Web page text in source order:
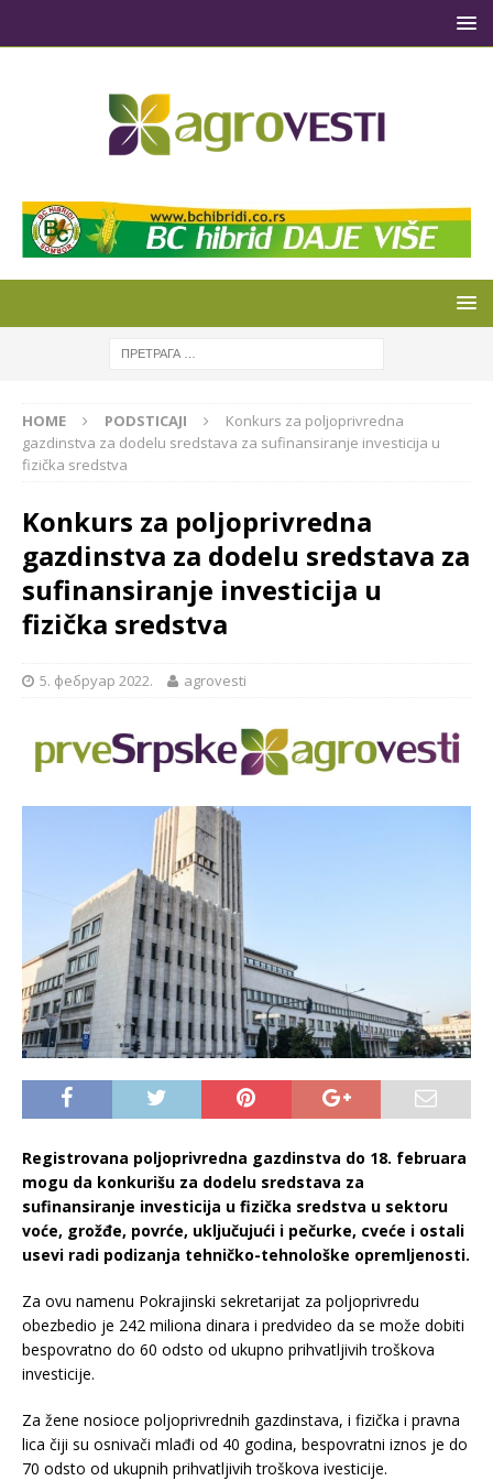
HOME PODSTICAJI
Konkurs za poljoprivredna
gazdinstva za dodelu sredstava za sufinansiranje investicija u
fizička sredstva
Konkurs za poljoprivredna
gazdinstva za dodelu sredstava za
sufinansiranje investicija u
fizička sredstva
5. фебруар 2022. agrovesti
Registrovana poljoprivredna gazdinstva do 18. februara
mogu da konkurišu za dodelu sredstava za
sufinansiranje investicija u fizička sredstva u sektoru
voće, grožđe, povrće, uključujući i pečurke, cveće i ostali
usevi radi podizanja tehničko-tehnološke opremljenosti.
Za ovu namenu Pokrajinski sekretarijat za poljoprivredu
obezbedio je 242 miliona dinara i predvideo da se može dobiti
bespovratno do 60 odsto od ukupno prihvatljivih troškova
investicije.
Za žene nosioce poljoprivrednih gazdinstava, i fizička i pravna
lica čiji su osnivači mlađi od 40 godina, bespovratni iznos je do
70 odsto od ukupnih prihvatljivih troškova ivesticije.